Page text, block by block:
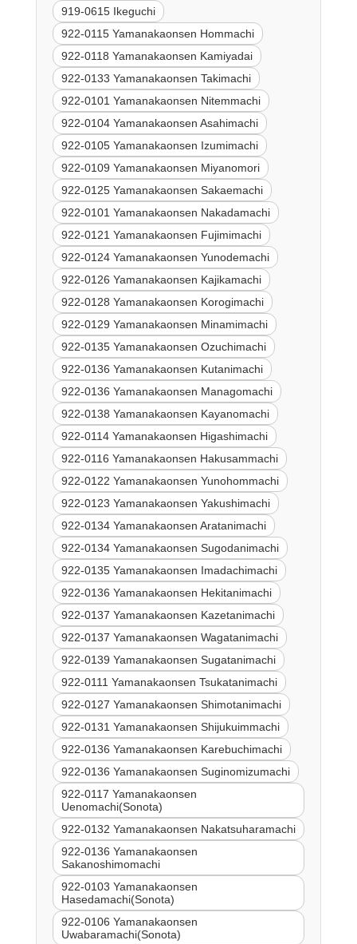
919-0615 Ikeguchi
922-0115 Yamanakaonsen Hommachi
922-0118 Yamanakaonsen Kamiyadai
922-0133 Yamanakaonsen Takimachi
922-0101 Yamanakaonsen Nitemmachi
922-0104 Yamanakaonsen Asahimachi
922-0105 Yamanakaonsen Izumimachi
922-0109 Yamanakaonsen Miyanomori
922-0125 Yamanakaonsen Sakaemachi
922-0101 Yamanakaonsen Nakadamachi
922-0121 Yamanakaonsen Fujimimachi
922-0124 Yamanakaonsen Yunodemachi
922-0126 Yamanakaonsen Kajikamachi
922-0128 Yamanakaonsen Korogimachi
922-0129 Yamanakaonsen Minamimachi
922-0135 Yamanakaonsen Ozuchimachi
922-0136 Yamanakaonsen Kutanimachi
922-0136 Yamanakaonsen Managomachi
922-0138 Yamanakaonsen Kayanomachi
922-0114 Yamanakaonsen Higashimachi
922-0116 Yamanakaonsen Hakusammachi
922-0122 Yamanakaonsen Yunohommachi
922-0123 Yamanakaonsen Yakushimachi
922-0134 Yamanakaonsen Aratanimachi
922-0134 Yamanakaonsen Sugodanimachi
922-0135 Yamanakaonsen Imadachimachi
922-0136 Yamanakaonsen Hekitanimachi
922-0137 Yamanakaonsen Kazetanimachi
922-0137 Yamanakaonsen Wagatanimachi
922-0139 Yamanakaonsen Sugatanimachi
922-0111 Yamanakaonsen Tsukatanimachi
922-0127 Yamanakaonsen Shimotanimachi
922-0131 Yamanakaonsen Shijukuimmachi
922-0136 Yamanakaonsen Karebuchimachi
922-0136 Yamanakaonsen Suginomizumachi
922-0117 Yamanakaonsen
Uenomachi(Sonota)
922-0132 Yamanakaonsen Nakatsuharamachi
922-0136 Yamanakaonsen
Sakanoshimomachi
922-0103 Yamanakaonsen
Hasedamachi(Sonota)
922-0106 Yamanakaonsen
Uwabaramachi(Sonota)